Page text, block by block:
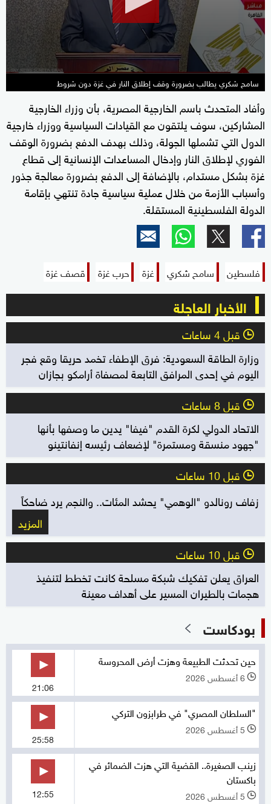
سامح شكري يطالب بضرورة وقف إطلاق النار في غزة دون شروط
وأفاد المتحدث باسم الخارجية المصرية، بأن وزراء الخارجية
المشاركين، سوف يلتقون مع القيادات السياسية ووزراء خارجية
الدول التي تشملها الجولة، وذلك بهدف الدفع بضرورة الوقف
الفوري لإطلاق النار وإدخال المساعدات الإنسانية إلى قطاع
غزة بشكل مستدام، بالإضافة إلى الدفع بضرورة معالجة جذور
وأسباب الأزمة من خلال عملية سياسية جادة تنتهي بإقامة
الدولة الفلسطينية المستقلة.
فلسطين سامح شكري غزة حرب غزة قصف غزة
الأخبار العاجلة
l قبل 4 ساعات
وزارة الطاقة السعودية: فرق الإطفاء تخمد حريقا وقع فجر
اليوم في إحدى المرافق التابعة لمصفاة أرامكو بجازان
l قبل 8 ساعات
الاتحاد الدولي لكرة القدم "فيفا" يدين ما وصفها بأنها
"جهود منسقة ومستمرة" لإضعاف رئيسه إنفانتينو
l قبل 10 ساعات
زفاف رونالدو "الوهمي" يحشد المئات.. والنجم يرد ضاحكاً
المزيد
l قبل 10 ساعات
العراق يعلن تفكيك شبكة مسلحة كانت تخطط لتنفيذ
هجمات بالطيران المسير على أهداف معينة
بودكاست
حين تحدثت الطبيعة وهزت أرض المحروسة
l 6 أغسطس 2026
21:06
"السلطان المصري" في طرابزون التركي
l 5 أغسطس 2026
25:58
زينب الصغيرة.. القضية التي هزت الضمائر في
باكستان
l 5 أغسطس 2026 12:55